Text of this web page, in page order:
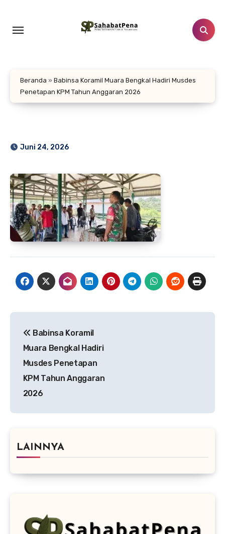
konten
Beranda » Babinsa Koramil Muara Bengkal Hadiri Musdes
Penetapan KPM Tahun Anggaran 2026
Juni 24, 2026
pos
Babinsa Koramil
Muara Bengkal Hadiri
Musdes Penetapan
KPM Tahun Anggaran
2026
LAINNYA